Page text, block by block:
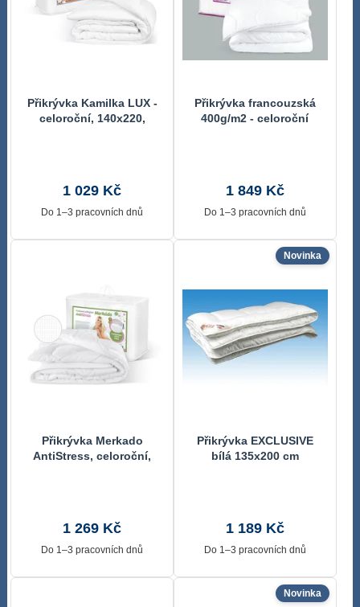
Přikrývka Kamilka LUX -
celoroční, 140x220,
1 029 Kč
Do 1–3 pracovních dnů
Přikrývka francouzská
400g/m2 - celoroční
1 849 Kč
Do 1–3 pracovních dnů
Přikrývka Merkado
AntiStress, celoroční,
1 269 Kč
Do 1–3 pracovních dnů
Přikrývka EXCLUSIVE
bílá 135x200 cm
Novinka
1 189 Kč
Do 1–3 pracovních dnů
Novinka